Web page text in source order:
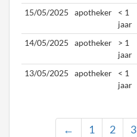
15/05/2025 apotheker
< 1
jaar
14/05/2025 apotheker
> 1
jaar
13/05/2025 apotheker
< 1
jaar
← 1 2 3